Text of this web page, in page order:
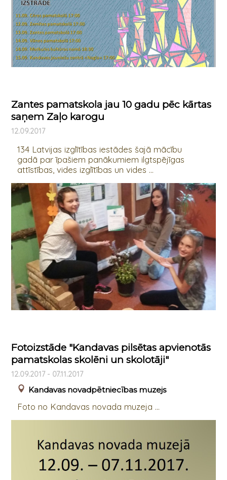
Zantes pamatskola jau 10 gadu pēc kārtas
saņem Zaļo karogu
12.09.2017
134 Latvijas izglītības iestādes šajā mācību
gadā par īpašiem panākumiem ilgtspējīgas
attīstības, vides izglītības un vides ...
Fotoizstāde "Kandavas pilsētas apvienotās
pamatskolas skolēni un skolotāji"
12.09.2017 - 07.11.2017
Kandavas novadpētniecības muzejs
Foto no Kandavas novada muzeja ...